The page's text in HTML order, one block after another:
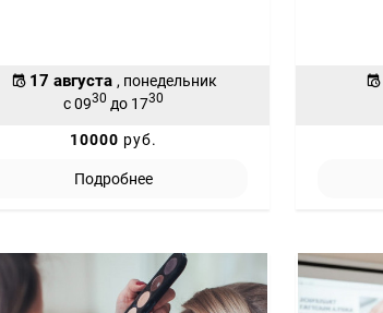
17 августа , понедельник
с 0930 до 1730
10000 руб.
Подробнее